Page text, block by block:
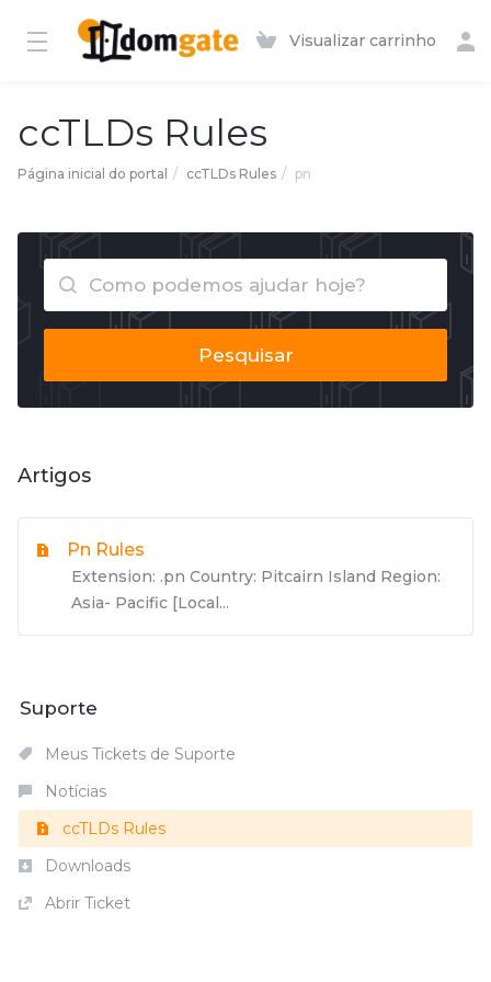
Visualizar carrinho
ccTLDs Rules
Página inicial do portal ccTLDs Rules pn
Pesquisar
Artigos
Pn Rules
Extension: .pn Country: Pitcairn Island Region:
Asia- Pacific [Local...
Suporte
Meus Tickets de Suporte
Notícias
ccTLDs Rules
Downloads
Abrir Ticket